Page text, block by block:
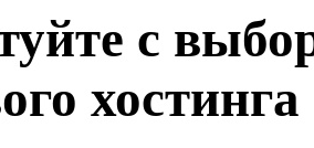
с
хостинга